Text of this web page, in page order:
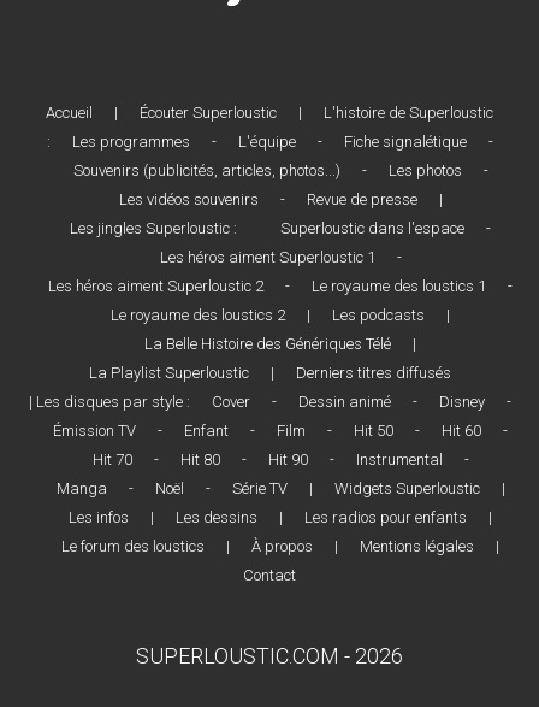
Accueil | Écouter Superloustic |
L'histoire de Superloustic
:
Les programmes - L'équipe - Fiche signalétique
-
Souvenirs (publicités, articles, photos...)
- Les photos
-
Les vidéos souvenirs
- Revue de presse
|
Les jingles Superloustic :
Superloustic dans l'espace
-
Les héros aiment Superloustic 1
-
Les héros aiment Superloustic 2
- Le royaume des loustics 1
-
Le royaume des loustics 2
| Les podcasts
|
La Belle Histoire des Génériques Télé
|
La Playlist Superloustic
|
Derniers titres diffusés
| Les disques par style :
Cover - Dessin animé - Disney
-
Émission TV
- Enfant - Film - Hit 50 - Hit 60
-
Hit 70
- Hit 80 - Hit 90 - Instrumental
-
Manga
- Noël - Série TV | Widgets Superloustic
|
Les infos
| Les dessins | Les radios pour enfants
|
Le forum des loustics
| À propos | Mentions légales
|
Contact
SUPERLOUSTIC.COM - 2026